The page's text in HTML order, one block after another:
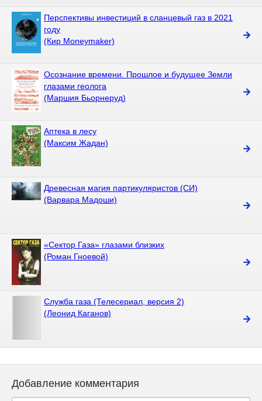
Перспективы инвестиций в сланцевый газ в 2021
году
(Кир Moneymaker)
Осознание времени. Прошлое и будущее Земли
глазами геолога
(Маршия Бьорнеруд)
Аптека в лесу
(Максим Жадан)
Древесная магия партикуляристов (СИ)
(Варвара Мадоши)
«Сектор Газа» глазами близких
(Роман Гноевой)
Служба газа (Телесериал, версия 2)
(Леонид Каганов)
Добавление комментария